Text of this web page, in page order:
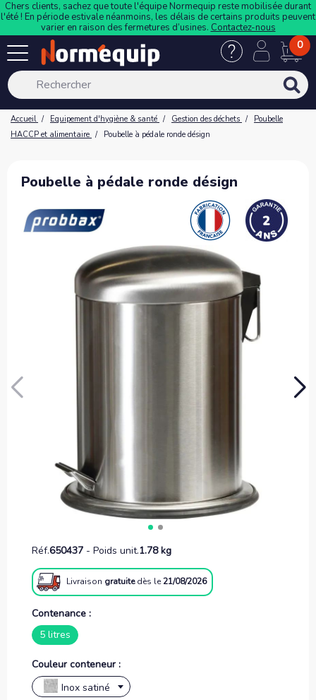
Chers clients, sachez que toute l'équipe Normequip reste mobilisée durant
l'été ! En période estivale néanmoins, les délais de certains produits peuvent
varier en raison des fermetures d’usines. Contactez-nous
0
Accueil Equipement d'hygiène & santé Gestion des déchets
Poubelle
HACCP et alimentaire
Poubelle à pédale ronde désign
Poubelle à pédale ronde désign
Réf.650437 - Poids unit.1.78 kg
Livraison gratuite dès le21/08/2026
Contenance :
5 litres
Couleur conteneur :
Inox satiné